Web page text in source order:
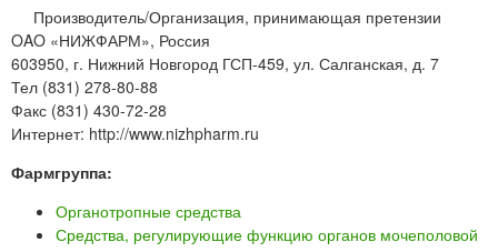
Производитель/Организация, принимающая претензии
OAO «НИЖФАРМ», Россия
603950, г. Нижний Новгород ГСП-459, ул. Салганская, д. 7
Тел (831) 278-80-88
Факс (831) 430-72-28
Интернет: http://www.nizhpharm.ru
Фармгруппа:
Органотропные средства
Средства, регулирующие функцию органов мочеполовой